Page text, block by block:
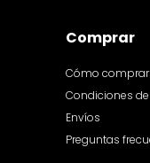
Comprar
Cómo comprar
Condiciones
Envíos
Preguntas